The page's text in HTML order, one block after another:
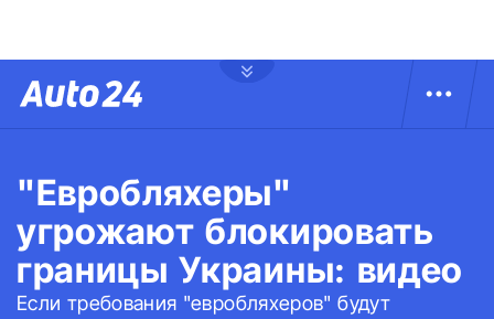
"Евробляхеры"
угрожают блокировать
границы Украины: видео
Если требования "евробляхеров" будут